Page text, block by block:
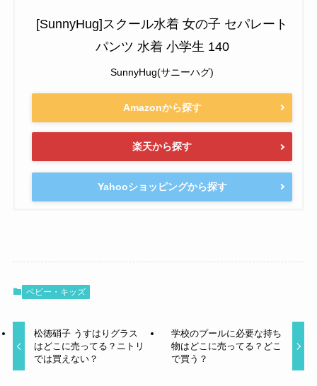
[SunnyHug]スクール水着 女の子 セパレート
パンツ 水着 小学生 140
SunnyHug(サニーハグ)
Amazonから探す
楽天から探す
Yahooショッピングから探す
ベビー・キッズ
松徳硝子 うすはりグラス
はどこに売ってる？ニトリ
では買えない？
学校のプールに必要な持ち
物はどこに売ってる？どこ
で買う？